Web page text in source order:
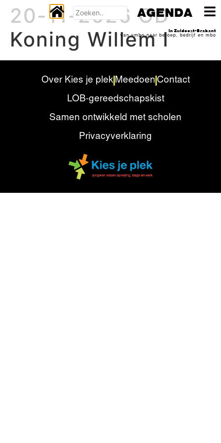
20-11-2026 OD
Koning Willem I
Over Kies je plek Meedoen Contact
LOB-gereedschapskist
Samen ontwikkeld met scholen
Privacyverklaring
AGENDA
In Zuidoost-Brabant
van vmbo naar beroep, bedrijf en mbo